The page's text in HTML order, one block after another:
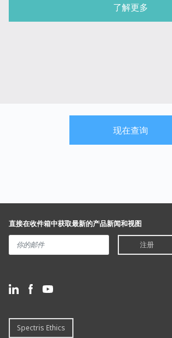
了解更多
现在查询
直接在收件箱中获取最新的产品新闻和视图
注册
Spectris Ethics